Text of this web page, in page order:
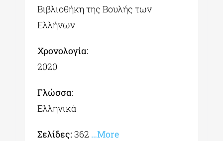
Βιβλιοθήκη της Βουλής των
Ελλήνων
Χρονολογία:
2020
Γλώσσα:
Ελληνικά
Σελίδες: 362 …More